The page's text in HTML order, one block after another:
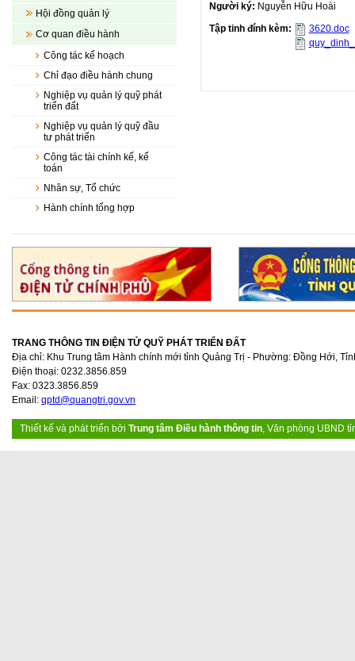
Hội đồng quản lý
Cơ quan điều hành
Công tác kế hoạch
Chỉ đạo điều hành chung
Nghiệp vụ quản lý quỹ phát
triển đất
Nghiệp vụ quản lý quỹ đầu
tư phát triển
Công tác tài chính kế, kế
toán
Nhân sự, Tổ chức
Hành chính tổng hợp
Người ký: Nguyễn Hữu Hoài
Tập tinh đính kèm:
3620.doc
TRANG THÔNG TIN ĐIỆN TỬ QUỸ PHÁT TRIỂN ĐẤT
Địa chỉ: Khu Trung tâm Hành chính mới tỉnh Quảng Trị - Phường: Đồng Hới,
Điện thoại: 0232.3856.859
Fax: 0323.3856.859
Email: qptd@quangtri.gov.vn
Thiết kế và phát triển bởi Trung tâm Điều hành thông tin , Văn phòng UBND